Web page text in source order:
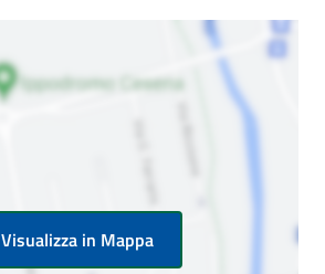
Visualizza in Mappa